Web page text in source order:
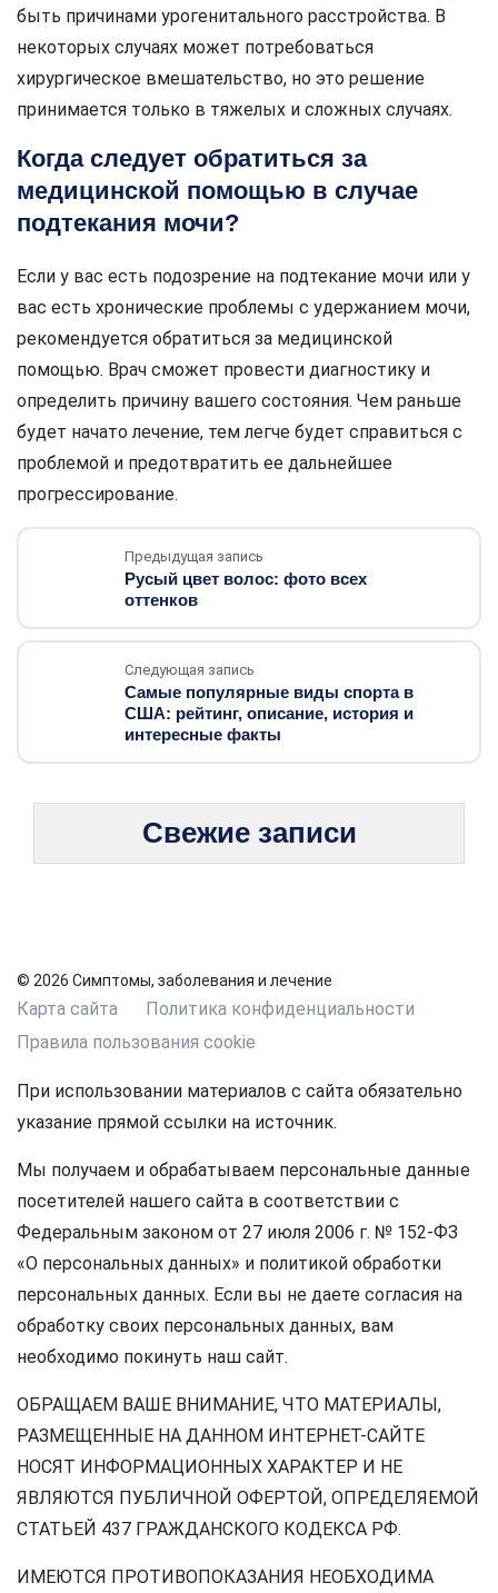
быть причинами урогенитального расстройства. В
некоторых случаях может потребоваться
хирургическое вмешательство, но это решение
принимается только в тяжелых и сложных случаях.
Когда следует обратиться за
медицинской помощью в случае
подтекания мочи?
Если у вас есть подозрение на подтекание мочи или у
вас есть хронические проблемы с удержанием мочи,
рекомендуется обратиться за медицинской
помощью. Врач сможет провести диагностику и
определить причину вашего состояния. Чем раньше
будет начато лечение, тем легче будет справиться с
проблемой и предотвратить ее дальнейшее
прогрессирование.
Предыдущая запись
Русый цвет волос: фото всех
оттенков
Следующая запись
Самые популярные виды спорта в
США: рейтинг, описание, история и
интересные факты
Свежие записи
© 2026 Симптомы, заболевания и лечение
Карта сайта
Политика конфиденциальности
Правила пользования cookie
При использовании материалов с сайта обязательно
указание прямой ссылки на источник.
Мы получаем и обрабатываем персональные данные
посетителей нашего сайта в соответствии с
Федеральным законом от 27 июля 2006 г. № 152-ФЗ
«О персональных данных» и политикой обработки
персональных данных. Если вы не даете согласия на
обработку своих персональных данных, вам
необходимо покинуть наш сайт.
ОБРАЩАЕМ ВАШЕ ВНИМАНИЕ, ЧТО МАТЕРИАЛЫ,
РАЗМЕЩЕННЫЕ НА ДАННОМ ИНТЕРНЕТ-САЙТЕ
НОСЯТ ИНФОРМАЦИОННЫХ ХАРАКТЕР И НЕ
ЯВЛЯЮТСЯ ПУБЛИЧНОЙ ОФЕРТОЙ, ОПРЕДЕЛЯЕМОЙ
СТАТЬЕЙ 437 ГРАЖДАНСКОГО КОДЕКСА РФ.
ИМЕЮТСЯ ПРОТИВОПОКАЗАНИЯ НЕОБХОДИМА